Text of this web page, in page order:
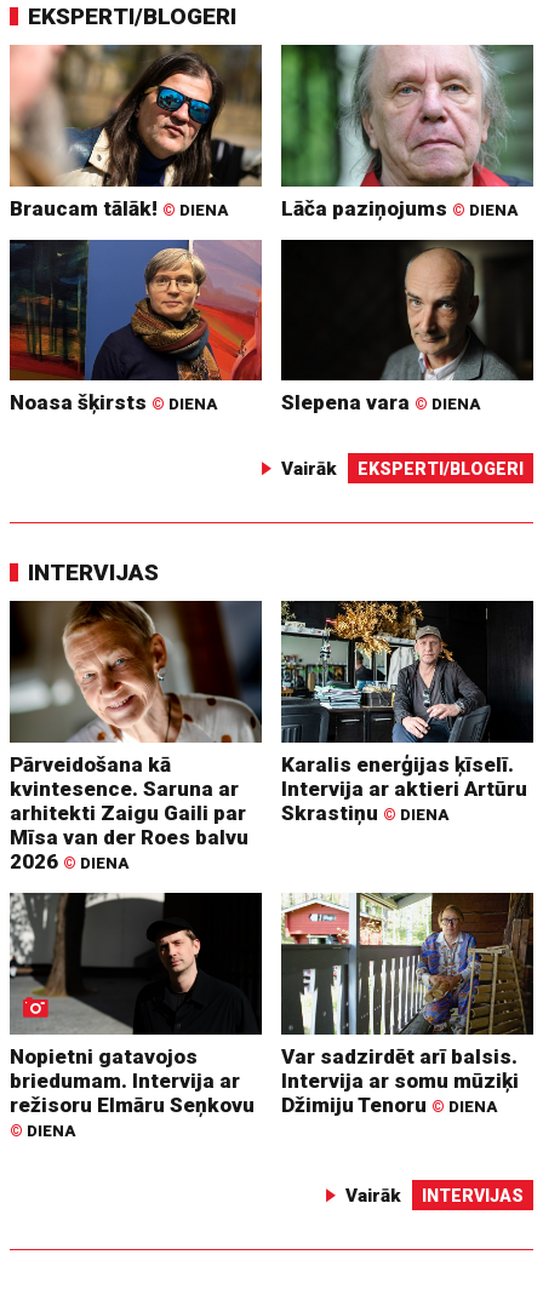
EKSPERTI/BLOGERI
Braucam tālāk! © DIENA Lāča paziņojums © DIENA
Noasa šķirsts © DIENA Slepena vara © DIENA
Vairāk EKSPERTI/BLOGERI
INTERVIJAS
Pārveidošana kā
kvintesence. Saruna ar
arhitekti Zaigu Gaili par
Mīsa van der Roes balvu
2026 © DIENA
Karalis enerģijas ķīselī.
Intervija ar aktieri Artūru
Skrastiņu © DIENA
Nopietni gatavojos
briedumam. Intervija ar
režisoru Elmāru Seņkovu
© DIENA
Var sadzirdēt arī balsis.
Intervija ar somu mūziķi
Džimiju Tenoru © DIENA
Vairāk INTERVIJAS